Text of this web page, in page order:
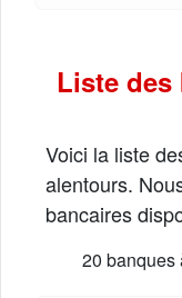
Liste
Voici la liste
alentours.
bancaires
20 banques